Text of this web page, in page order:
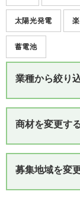
太陽光発電
蓄電池
業種から絞り
商材を変更す
募集地域を変